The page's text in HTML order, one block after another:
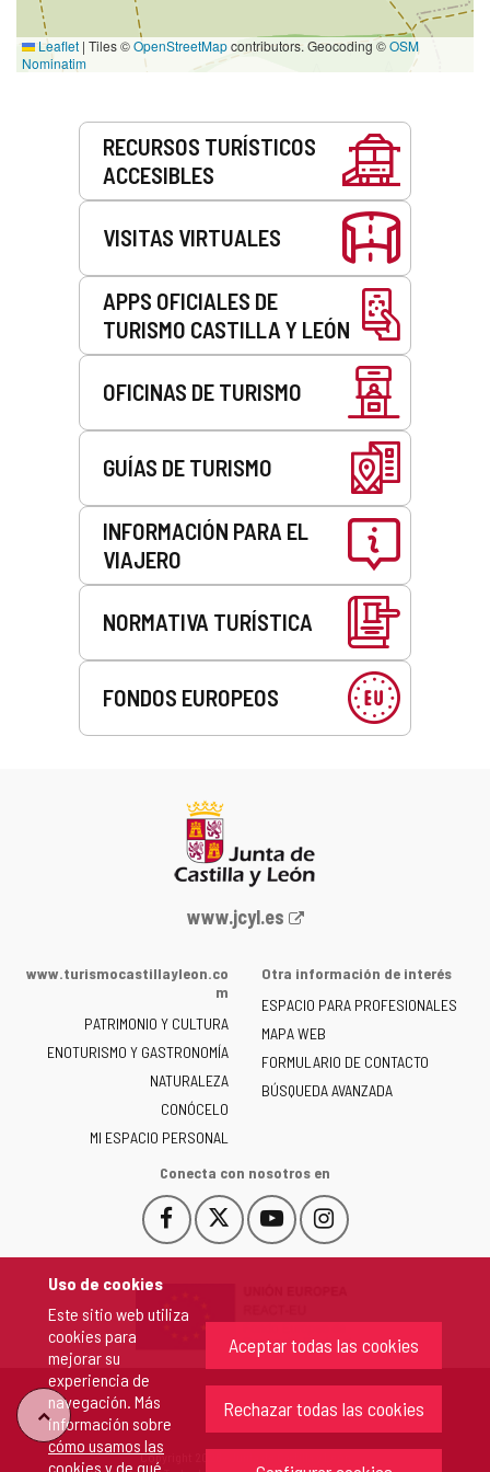
Uso de cookies
Este sitio web utiliza
cookies para
mejorar su
experiencia de
navegación. Más
información sobre
cómo usamos las
cookies y de qué
Aceptar todas las cookies
Rechazar todas las cookies
Leaflet | Tiles ©OpenStreetMapcontributors. Geocoding ©OSM
Nominatim
RECURSOS TURÍSTICOS
ACCESIBLES
VISITAS VIRTUALES
APPS OFICIALES DE
TURISMO CASTILLA Y LEÓN
OFICINAS DE TURISMO
GUÍAS DE TURISMO
INFORMACIÓN PARA EL
VIAJERO
NORMATIVA TURÍSTICA
FONDOS EUROPEOS
Portal
la
de
Castilla
y
León
-
www.jcyl.es
www.turismocastillayleon.co
m
PATRIMONIO Y CULTURA
ENOTURISMO Y GASTRONOMÍA
NATURALEZA
CONÓCELO
MI ESPACIO PERSONAL
Otra información de interés
ESPACIO PARA PROFESIONALES
MAPA WEB
FORMULARIO DE CONTACTO
BÚSQUEDA AVANZADA
Conecta con nosotros en
Facebook
Este
enlace
en
nueva.
Este
enlace
una
ventana
nueva.
YouTube
Este
enlace
una
ventana
nueva.
Instagram
Este
enlace
una
ventana
nueva.
"Volver
arriba"
Copyright 2026 - Junta de Castilla y León